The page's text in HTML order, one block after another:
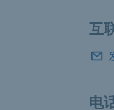
互
电